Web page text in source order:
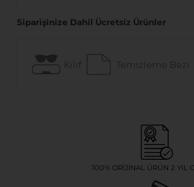
Siparişinize Dahil Ücretsiz Ürünler
Kılıf Temizleme Bezi
100% ORIJINAL ÜRÜN 2 YIL